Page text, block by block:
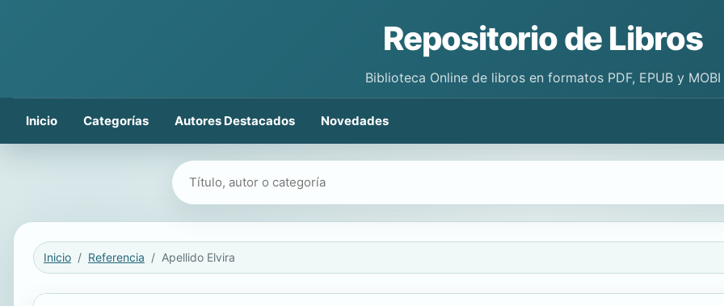
Repositorio de Libros
Biblioteca Online de libros en formatos PDF, EPUB y MOBI
Inicio Categorías Autores Destacados Novedades
Buscar libros
Inicio Referencia Apellido Elvira